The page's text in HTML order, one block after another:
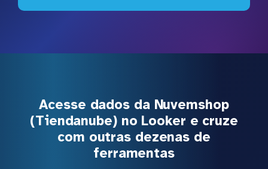
Acesse dados da Nuvemshop
(Tiendanube) no Looker e cruze
com outras dezenas de
ferramentas